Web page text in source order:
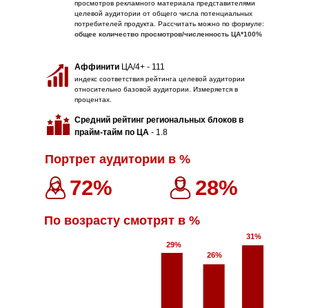
Аффинити ЦА/4+ - 111
Средний рейтинг региональных блоков в
прайм-тайм по ЦА - 1.8
индекс соответствия рейтинга целевой аудитории
относительно базовой аудитории. Измеряется в
процентах.
просмотров рекламного материала представителями
целевой аудитории от общего числа потенциальных
потребителей продукта. Рассчитать можно по формуле:
общее количество просмотров/численность ЦА*100%
Портрет аудитории в %
72% 28%
По возрасту смотрят в %
29%
26%
31%